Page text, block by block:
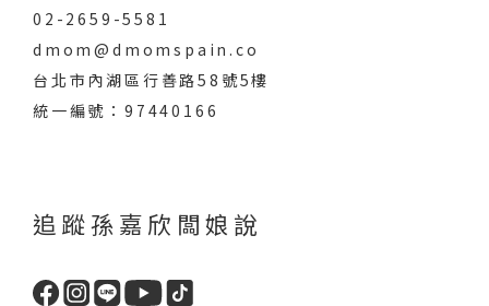
02-2659-5581
dmom@dmomspain.co
台北市內湖區行善路58號5樓
統一編號：97440166
追蹤孫嘉欣闆娘說